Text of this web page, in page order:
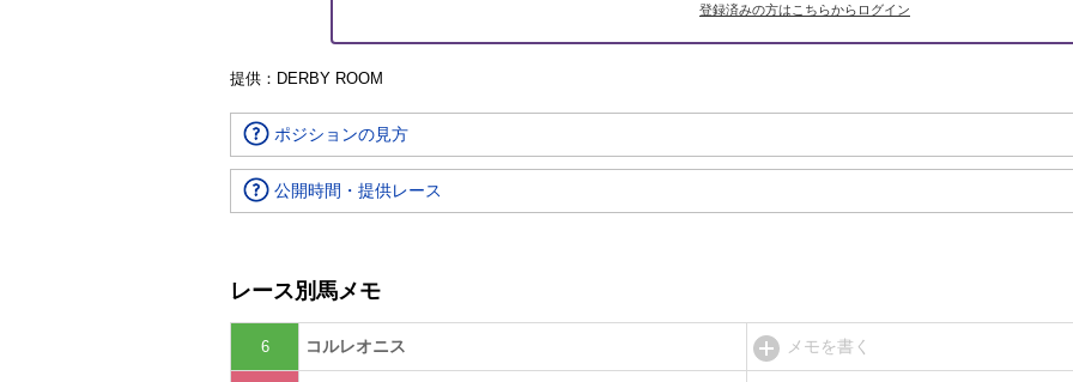
登録済みの方はこちらからログイン
提供：DERBY ROOM
ポジションの見方
公開時間・提供レース
レース別馬メモ
6 コルレオニス メモを書く